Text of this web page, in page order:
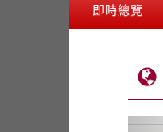
即時總覽